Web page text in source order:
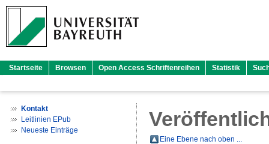
Startseite Browsen Open Access Schriftenreihen Statistik
Kontakt
Leitlinien EPub
Neueste Einträge
Eine Ebene nach oben ...